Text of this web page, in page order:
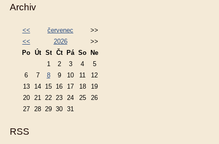
Archiv
<< červenec
>>
<<
2026
>>
Po Út St Čt Pá So
Ne
1
2 3 4
5
6
7 8 9 10 11
12
13
14 15 16 17 18
19
20
21 22 23 24 25
26
27
28 29 30 31
RSS